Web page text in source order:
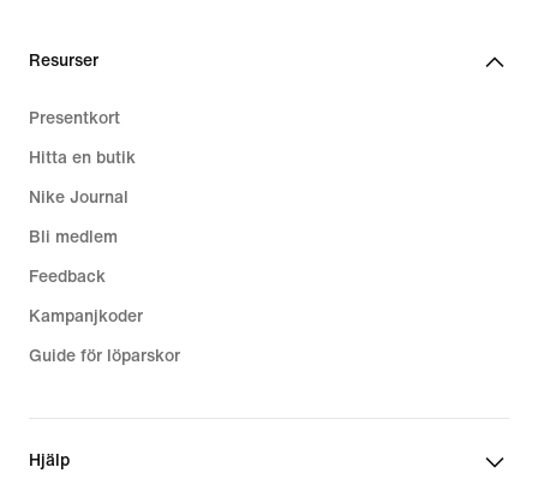
Resurser
Presentkort
Hitta en butik
Nike Journal
Bli medlem
Feedback
Kampanjkoder
Guide för löparskor
Hjälp